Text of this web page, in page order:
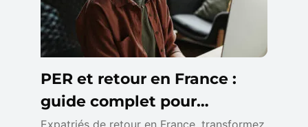
PER et retour en France :
guide complet pour
Expatriés de retour en France, transformez